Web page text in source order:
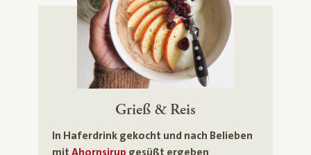
Grieß & Reis
In Haferdrink gekocht und nach Belieben